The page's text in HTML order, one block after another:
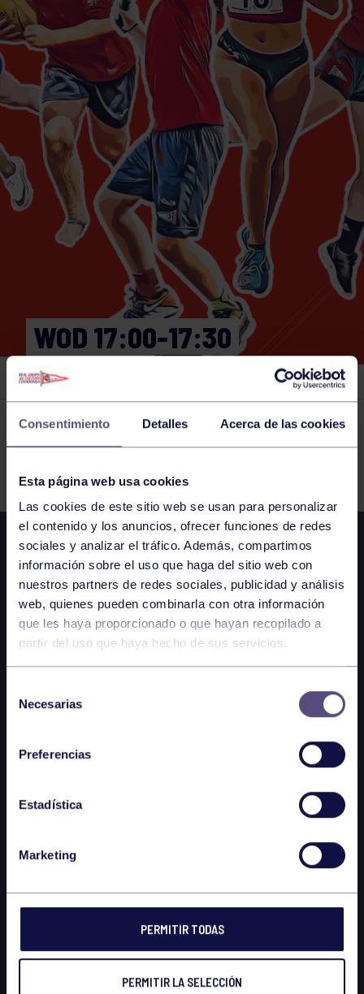
Consentimiento Detalles Acerca de las cookies
Esta página web usa cookies
Las cookies de este sitio web se usan para personalizar
el contenido y los anuncios, ofrecer funciones de redes
sociales y analizar el tráfico. Además, compartimos
información sobre el uso que haga del sitio web con
nuestros partners de redes sociales, publicidad y análisis
web, quienes pueden combinarla con otra información
que les haya proporcionado o que hayan recopilado a
partir del uso que haya hecho de sus servicios.
Necesarias
Preferencias
Estadística
Marketing
PERMITIR TODAS
PERMITIR LA SELECCIÓN
WOD 17:00-17:30
GIMNASIO